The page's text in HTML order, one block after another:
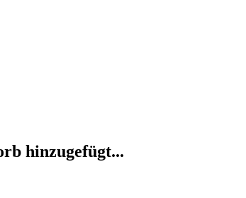
hinzugefügt...